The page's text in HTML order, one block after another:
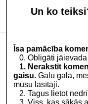
Un ko
Īsa pamācība
0. Obligāti jāievada
1. Nerakstīt
gaisu. Galu galā,
mūsu lasītāji.
2. Tagus lietot
3. Viss, kas sākās